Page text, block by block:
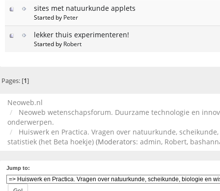
sites met natuurkunde applets
Started by Peter
lekker thuis experimenteren!
Started by Robert
Pages: [1]
Neoweb.nl
Neoweb wetenschapsforum. Duurzame technologie en
onderwerpen.
Huiswerk en Practica. Vragen over natuurkunde,
statistiek (het Beta hoekje) (Moderators: admin, Robert,
Jump to: